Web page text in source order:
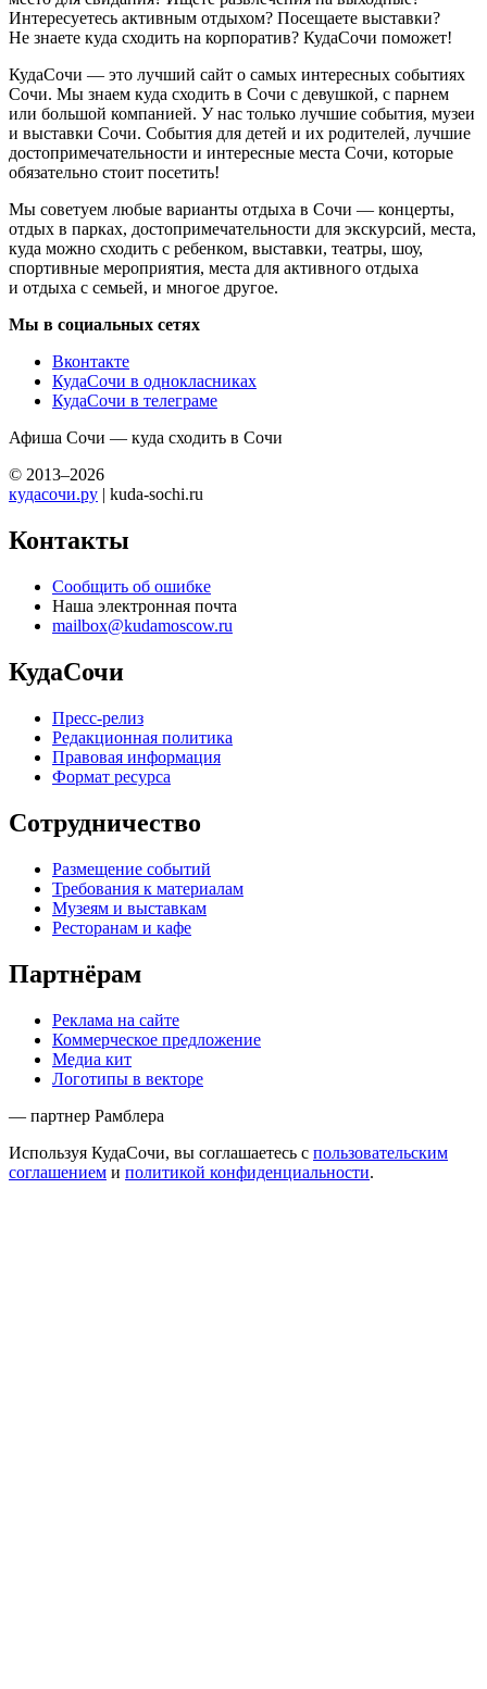
Интересуетесь активным отдыхом? Посещаете выставки?
Не знаете куда сходить на корпоратив? КудаСочи поможет!
КудаСочи — это лучший сайт о самых интересных событиях
Сочи. Мы знаем куда сходить в Сочи с девушкой, с парнем
или большой компанией. У нас только лучшие события, музеи
и выставки Сочи. События для детей и их родителей, лучшие
достопримечательности и интересные места Сочи, которые
обязательно стоит посетить!
Мы советуем любые варианты отдыха в Сочи — концерты,
отдых в парках, достопримечательности для экскурсий, места,
куда можно сходить с ребенком, выставки, театры, шоу,
спортивные мероприятия, места для активного отдыха
и отдыха с семьей, и многое другое.
Мы в социальных сетях
Вконтакте
КудаСочи в однокласниках
КудаСочи в телеграме
Афиша Сочи — куда сходить в Сочи
© 2013–2026
кудасочи.ру | kuda-sochi.ru
Контакты
Сообщить об ошибке
Наша электронная почта
mailbox@kudamoscow.ru
КудаСочи
Пресс-релиз
Редакционная политика
Правовая информация
Формат ресурса
Сотрудничество
Размещение событий
Требования к материалам
Музеям и выставкам
Ресторанам и кафе
Партнёрам
Реклама на сайте
Коммерческое предложение
Медиа кит
Логотипы в векторе
— партнер Рамблера
Используя КудаСочи, вы соглашаетесь с пользовательским
соглашением и политикой конфиденциальности.